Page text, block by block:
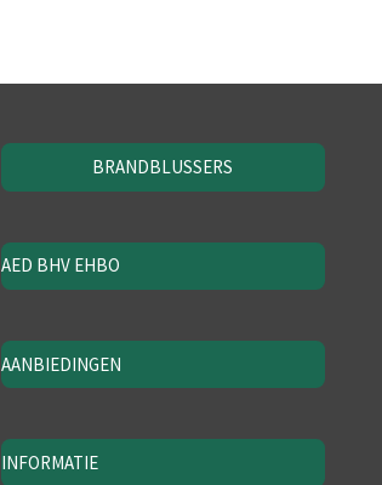
BRANDBLUSSERS
AED BHV EHBO
AANBIEDINGEN
INFORMATIE